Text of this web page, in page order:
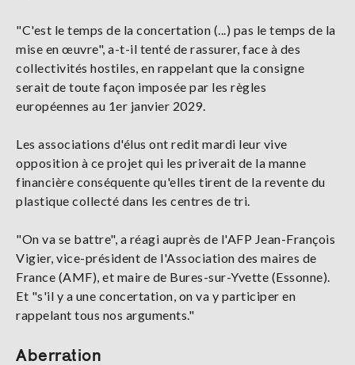
"C'est le temps de la concertation (...) pas le temps de la
mise en œuvre", a-t-il tenté de rassurer, face à des
collectivités hostiles, en rappelant que la consigne
serait de toute façon imposée par les règles
européennes au 1er janvier 2029.
Les associations d'élus ont redit mardi leur vive
opposition à ce projet qui les priverait de la manne
financière conséquente qu'elles tirent de la revente du
plastique collecté dans les centres de tri.
"On va se battre", a réagi auprès de l'AFP Jean-François
Vigier, vice-président de l'Association des maires de
France (AMF), et maire de Bures-sur-Yvette (Essonne).
Et "s'il y a une concertation, on va y participer en
rappelant tous nos arguments."
Aberration